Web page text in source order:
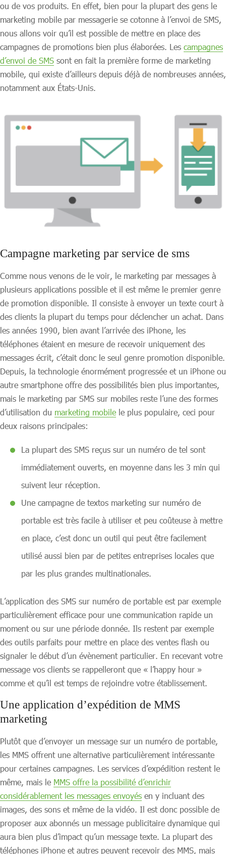
ou de vos produits. En effet, bien pour la plupart des gens le
marketing mobile par messagerie se cotonne à l’envoi de SMS,
nous allons voir qu’il est possible de mettre en place des
campagnes de promotions bien plus élaborées. Les campagnes
d’envoi de SMS sont en fait la première forme de marketing
mobile, qui existe d’ailleurs depuis déjà de nombreuses années,
notamment aux États-Unis.
Campagne marketing par service de sms
Comme nous venons de le voir, le marketing par messages à
plusieurs applications possible et il est même le premier genre
de promotion disponible. Il consiste à envoyer un texte court à
des clients la plupart du temps pour déclencher un achat. Dans
les années 1990, bien avant l’arrivée des iPhone, les
téléphones étaient en mesure de recevoir uniquement des
messages écrit, c’était donc le seul genre promotion disponible.
Depuis, la technologie énormément progressée et un iPhone ou
autre smartphone offre des possibilités bien plus importantes,
mais le marketing par SMS sur mobiles reste l’une des formes
d’utilisation du marketing mobile le plus populaire, ceci pour
deux raisons principales:
La plupart des SMS reçus sur un numéro de tel sont
immédiatement ouverts, en moyenne dans les 3 min qui
suivent leur réception.
Une campagne de textos marketing sur numéro de
portable est très facile à utiliser et peu coûteuse à mettre
en place, c’est donc un outil qui peut être facilement
utilisé aussi bien par de petites entreprises locales que
par les plus grandes multinationales.
L’application des SMS sur numéro de portable est par exemple
particulièrement efficace pour une communication rapide un
moment ou sur une période donnée. Ils restent par exemple
des outils parfaits pour mettre en place des ventes flash ou
signaler le début d’un évènement particulier. En recevant votre
message vos clients se rappelleront que « l’happy hour »
comme et qu’il est temps de rejoindre votre établissement.
Une application d’expédition de MMS
marketing
Plutôt que d’envoyer un message sur un numéro de portable,
les MMS offrent une alternative particulièrement intéressante
pour certaines campagnes. Les services d’expédition restent le
même, mais le MMS offre la possibilité d’enrichir
considérablement les messages envoyés en y incluant des
images, des sons et même de la vidéo. Il est donc possible de
proposer aux abonnés un message publicitaire dynamique qui
aura bien plus d’impact qu’un message texte. La plupart des
téléphones iPhone et autres peuvent recevoir des MMS, mais